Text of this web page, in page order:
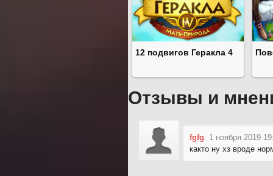
12 подвигов Геракла 4
Отзывы и
fgfg
1 ноября 2019
както ну хз вроде